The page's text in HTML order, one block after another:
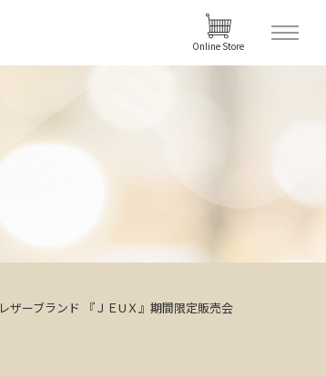
Online Store
レザーブランド 『ＪＥUＸ』期間限定販売会